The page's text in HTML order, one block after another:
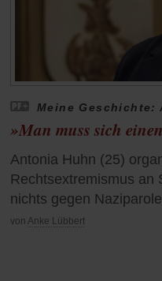
Meine Geschichte:
»Man muss sich
Antonia Huhn (25)
Rechtsextremismus an
nichts gegen
von Anke Lübbert